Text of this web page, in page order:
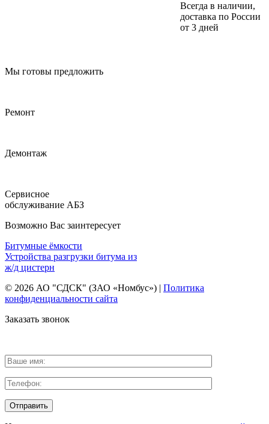
Всегда в наличии,
доставка по России
от 3 дней
Мы готовы предложить
Ремонт
Демонтаж
Сервисное
обслуживание АБЗ
Возможно Вас заинтересует
Битумные ёмкости
Устройства разгрузки битума из
ж/д цистерн
© 2026 АО "СДСК" (ЗАО «Номбус») | Политика
конфиденциальности сайта
Заказать звонок